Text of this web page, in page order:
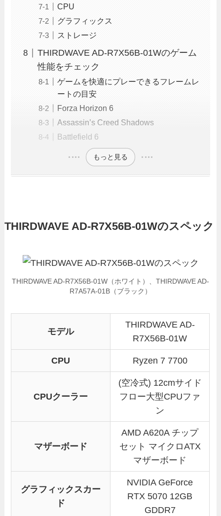
CPU
グラフィックス
ストレージ
THIRDWAVE AD-R7X56B-01Wのゲーム
性能をチェック
ゲームを快適にプレーできるフレームレ
ートの目安
Forza Horizon 6
Assassin’s Creed Shadows
Battlefield 6
もっと見る
THIRDWAVE AD-R7X56B-01Wのスペック
THIRDWAVE AD-R7X56B-01W（ホワイト）、THIRDWAVE AD-
R7A57A-01B（ブラック）
モデル
THIRDWAVE AD-
R7X56B-01W
CPU Ryzen 7 7700
CPUクーラー
(空冷式) 12cmサイド
フロー大型CPUファ
ン
マザーボード
AMD A620A チップ
セット マイクロATX
マザーボード
グラフィックスカー
ド
NVIDIA GeForce
RTX 5070 12GB
GDDR7